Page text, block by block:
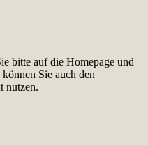
bitte auf die Homepage und
Sie auch den
nutzen.